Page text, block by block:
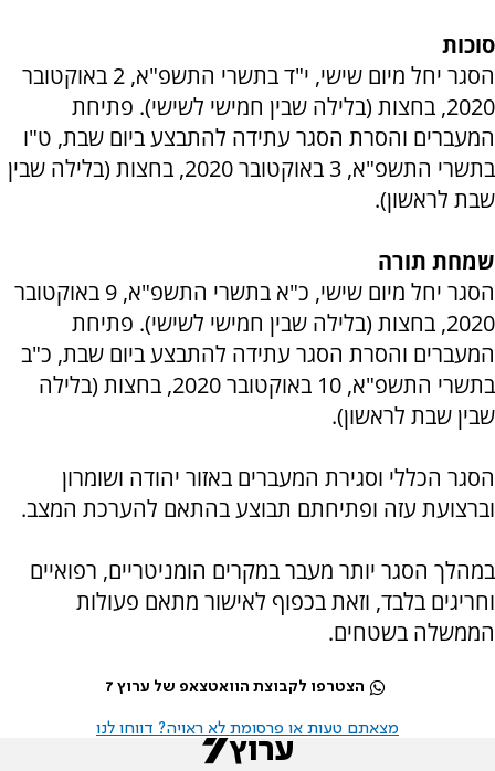
סוכות
הסגר יחל מיום שישי, י"ד בתשרי התשפ"א, 2 באוקטובר
2020, בחצות (בלילה שבין חמישי לשישי). פתיחת
המעברים והסרת הסגר עתידה להתבצע ביום שבת, ט"ו
בתשרי התשפ"א, 3 באוקטובר 2020, בחצות (בלילה שבין
שבת לראשון).
שמחת תורה
הסגר יחל מיום שישי, כ"א בתשרי התשפ"א, 9 באוקטובר
2020, בחצות (בלילה שבין חמישי לשישי). פתיחת
המעברים והסרת הסגר עתידה להתבצע ביום שבת, כ"ב
בתשרי התשפ"א, 10 באוקטובר 2020, בחצות (בלילה
שבין שבת לראשון).
הסגר הכללי וסגירת המעברים באזור יהודה ושומרון
וברצועת עזה ופתיחתם תבוצע בהתאם להערכת המצב.
במהלך הסגר יותר מעבר במקרים הומניטריים, רפואיים
וחריגים בלבד, וזאת בכפוף לאישור מתאם פעולות
הממשלה בשטחים.
הצטרפו לקבוצת הוואטצאפ של ערוץ 7
מצאתם טעות או פרסומת לא ראויה? דווחו לנו